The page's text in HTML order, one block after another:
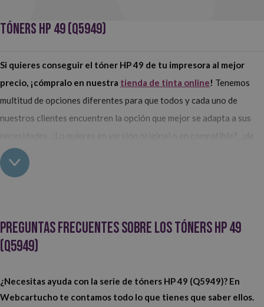
TÓNERS HP 49 (Q5949)
Si quieres conseguir el tóner HP 49 de tu impresora al mejor
precio, ¡cómpralo en nuestra tienda de tinta online! Tenemos
multitud de opciones diferentes para que todos y cada uno de
nuestros clientes encuentren la opción que mejor se adapta a sus
necesidades. ¿Lo quieres en versión original o en compatible?, ¿de
capacidad estándar o en formato XL?
HP tenemos una gran variedad de tóners HP 49. ¿Los utiliza en
versión original o en compatible?
quieres poder ahorrar algo de dinero, opta por los compatibles, son
hasta diez veces más baratos y la calidad de sus impresiones es
Preguntas frecuentes sobre los tóners HP 49
(Q5949)
¿Necesitas ayuda con la serie de tóners HP 49 (Q5949)? En
Webcartucho te contamos todo lo que tienes que saber ellos.